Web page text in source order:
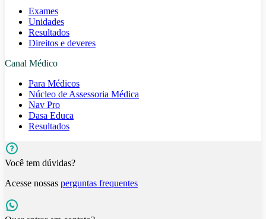
Exames
Unidades
Resultados
Direitos e deveres
Canal Médico
Para Médicos
Núcleo de Assessoria Médica
Nav Pro
Dasa Educa
Resultados
Você tem dúvidas?
Acesse nossas perguntas frequentes